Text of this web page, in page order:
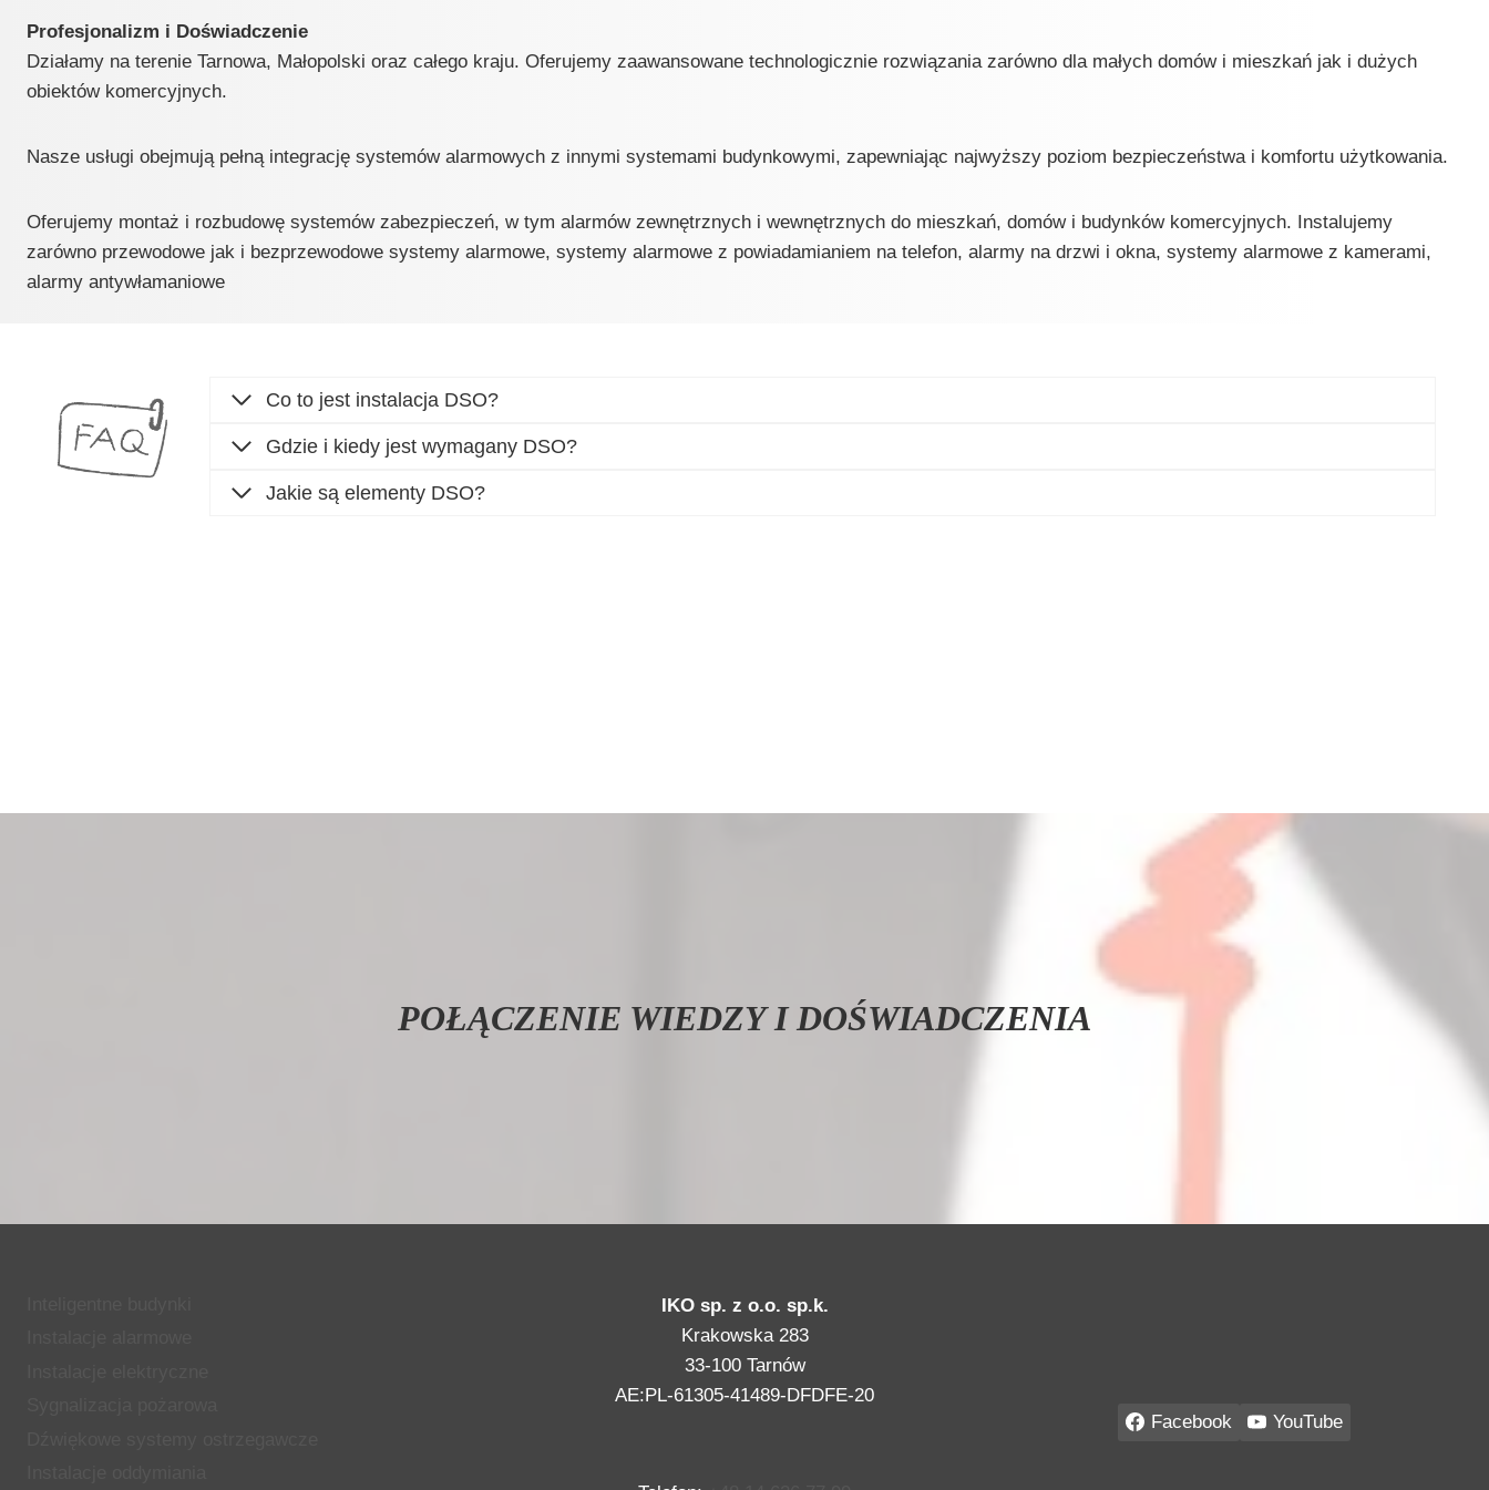
Profesjonalizm i Doświadczenie
Działamy na terenie Tarnowa, Małopolski oraz całego kraju. Oferujemy zaawansowane technologicznie rozwiązania zarówno dla małych domów i mieszkań jak i dużych
obiektów komercyjnych.
Nasze usługi obejmują pełną integrację systemów alarmowych z innymi systemami budynkowymi, zapewniając najwyższy poziom bezpieczeństwa i komfortu użytkowania.
Oferujemy montaż i rozbudowę systemów zabezpieczeń, w tym alarmów zewnętrznych i wewnętrznych do mieszkań, domów i budynków komercyjnych. Instalujemy
zarówno przewodowe jak i bezprzewodowe systemy alarmowe, systemy alarmowe z powiadamianiem na telefon, alarmy na drzwi i okna, systemy alarmowe z kamerami,
alarmy antywłamaniowe
Co to jest instalacja DSO?
Gdzie i kiedy jest wymagany DSO?
Jakie są elementy DSO?
POŁĄCZENIE WIEDZY I DOŚWIADCZENIA
IKO sp. z o.o. sp.k.
Krakowska 283
33-100 Tarnów
AE:PL-61305-41489-DFDFE-20
Facebook YouTube